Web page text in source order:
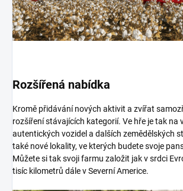
Rozšířená nabídka
Kromě přidávání nových aktivit a zvířat
rozšíření stávajících kategorií. Ve hře je tak na
autentických vozidel a dalších zemědělských
také nové lokality, ve kterých budete svoje
Můžete si tak svoji farmu založit jak v srdci
tisíc kilometrů dále v Severní Americe.